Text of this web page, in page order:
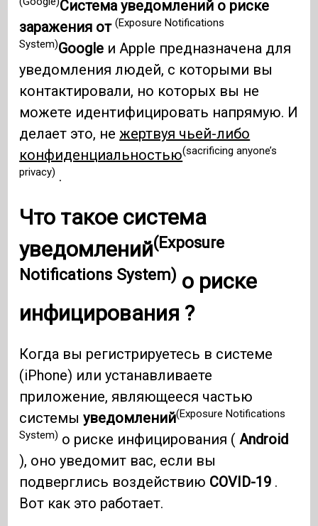
Система уведомлений о риске
заражения от(Exposure Notifications
System)Google и Apple предназначена для
уведомления людей, с которыми вы
контактировали, но которых вы не
можете идентифицировать напрямую. И
делает это, не жертвуя чьей-либо
конфиденциальностью(sacrificing anyone’s
privacy) .
Что такое система
уведомлений(Exposure
Notifications System) о риске
инфицирования ?
Когда вы регистрируетесь в системе
(iPhone) или устанавливаете
приложение, являющееся частью
системыуведомлений(Exposure Notifications
System) о риске инфицирования ( Android
), оно уведомит вас, если вы
подверглись воздействию COVID-19 .
Вот как это работает.